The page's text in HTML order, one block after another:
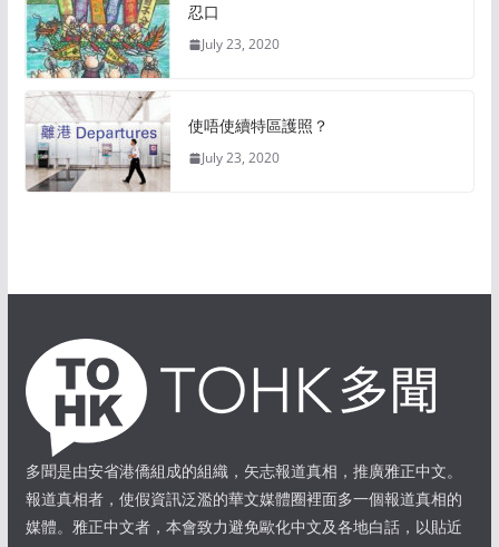
忍口
July 23, 2020
使唔使續特區護照？
July 23, 2020
多聞是由安省港僑組成的組織，矢志報道真相，推廣雅正中文。
報道真相者，使假資訊泛濫的華文媒體圈裡面多一個報道真相的
媒體。雅正中文者，本會致力避免歐化中文及各地白話，以貼近